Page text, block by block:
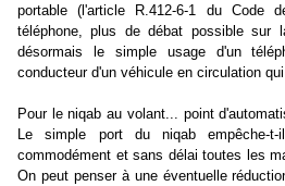
portable (l'article R.412-6-1 du Code
téléphone, plus de débat possible sur
désormais le simple usage d'un
conducteur d'un véhicule en circulation
Pour le niqab au volant... point
Le simple port du niqab empêche-t-
commodément et sans délai toutes les
On peut penser à une éventuelle